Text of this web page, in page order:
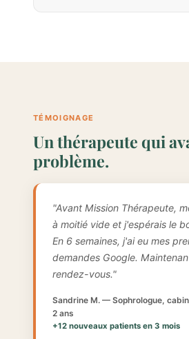
TÉMOIGNAGE
Un thérapeute qui
problème.
"Avant Mission Thérapeute,
à moitié vide et j'espérais le
En 6 semaines, j'ai eu mes
demandes Google.
rendez-vous."
Sandrine M. — Sophrologue,
2 ans
+12 nouveaux patients en 3 mois